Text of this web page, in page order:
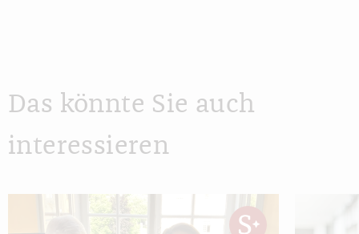
Das könnte Sie auch
interessieren